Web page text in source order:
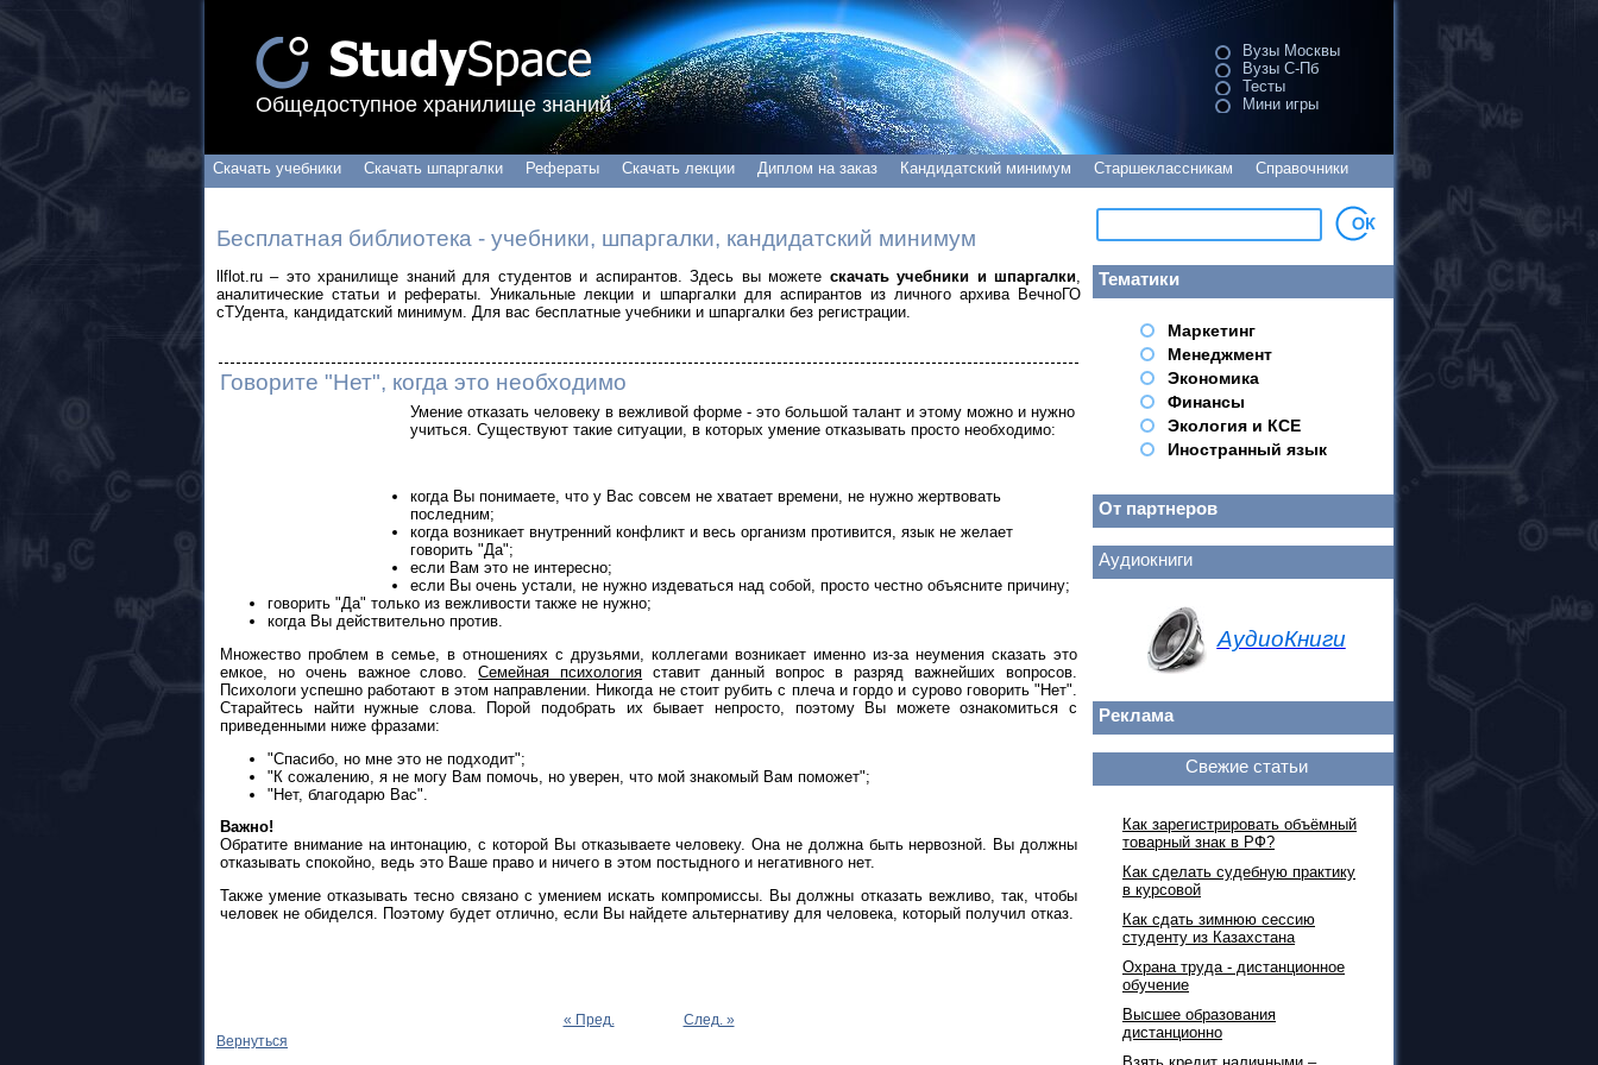
Общедоступное хранилище знаний
Вузы Москвы
Вузы С-Пб
Тесты
Мини игры
Скачать учебники Скачать шпаргалки Рефераты Скачать лекции Диплом на заказ Кандидатский минимум Старшеклассникам Справочники
Бесплатная библиотека - учебники, шпаргалки, кандидатский минимум
llflot.ru – это хранилище знаний для студентов и аспирантов. Здесь вы можете скачать учебники и шпаргалки
аналитические статьи и рефераты. Уникальные лекции и шпаргалки для аспирантов из личного архива ВечноГО
сТУдента, кандидатский минимум. Для вас бесплатные учебники и шпаргалки без регистрации.
Говорите "Нет", когда это необходимо
Умение отказать человеку в вежливой форме - это большой талант и этому можно и нужно
учиться. Существуют такие ситуации, в которых умение отказывать просто необходимо:
когда Вы понимаете, что у Вас совсем не хватает времени, не нужно жертвовать
последним;
когда возникает внутренний конфликт и весь организм противится, язык не желает
говорить "Да";
если Вам это не интересно;
если Вы очень устали, не нужно издеваться над собой, просто честно объясните причину;
говорить "Да" только из вежливости также не нужно;
когда Вы действительно против.
Множество проблем в семье, в отношениях с друзьями, коллегами возникает именно из-за неумения сказать это
емкое, но очень важное слово.Семейная психология ставит данный вопрос в разряд важнейших вопросов.
Психологи успешно работают в этом направлении. Никогда не стоит рубить с плеча и гордо и сурово говорить "Нет".
Старайтесь найти нужные слова. Порой подобрать их бывает непросто, поэтому Вы можете ознакомиться с
приведенными ниже фразами:
"Спасибо, но мне это не подходит";
"К сожалению, я не могу Вам помочь, но уверен, что мой знакомый Вам поможет";
"Нет, благодарю Вас".
Важно!
Обратите внимание на интонацию, с которой Вы отказываете человеку. Она не должна быть нервозной. Вы должны
отказывать спокойно, ведь это Ваше право и ничего в этом постыдного и негативного нет.
Также умение отказывать тесно связано с умением искать компромиссы. Вы должны отказать вежливо, так, чтобы
человек не обиделся. Поэтому будет отлично, если Вы найдете альтернативу для человека, который получил отказ.
« Пред.
След. »
Вернуться
Тематики
Маркетинг
Менеджмент
Экономика
Финансы
Экология и КСЕ
Иностранный язык
От партнеров
Аудиокниги
АудиоКниги
Реклама
Свежие статьи
Как зарегистрировать объёмный
товарный знак в РФ?
Как сделать судебную практику
в курсовой
Как сдать зимнюю сессию
студенту из Казахстана
Охрана труда - дистанционное
обучение
Высшее образования
дистанционно